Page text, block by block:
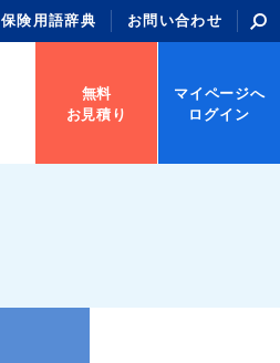
保険用語辞典 お問い合わせ
無料
お見積り
マイページへ
ログイン